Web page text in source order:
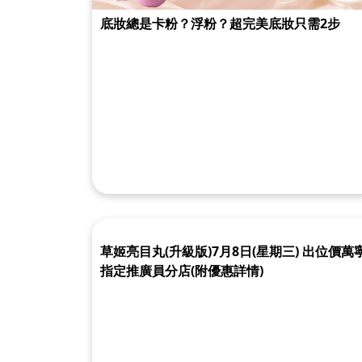
底妝總是卡粉？浮粉？超完美底妝只需2步
草姬亮目丸(升級版)7月8日(星期三) 出位價萬
指定推廣員分店(附優惠詳情)